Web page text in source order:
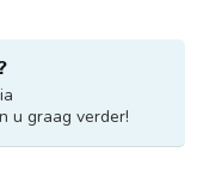
u graag verder!